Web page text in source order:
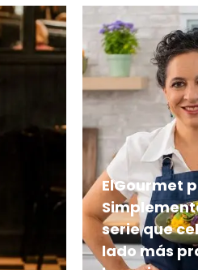
ElGourmet
serie que
lado más